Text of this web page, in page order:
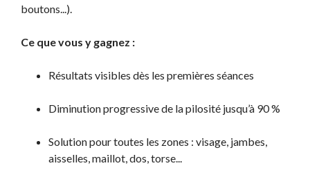
boutons...).
Ce que vous y gagnez :
Résultats visibles dès les premières séances
Diminution progressive de la pilosité jusqu’à 90 %
Solution pour toutes les zones : visage, jambes,
aisselles, maillot, dos, torse...